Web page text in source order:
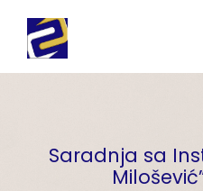
Saradnja sa